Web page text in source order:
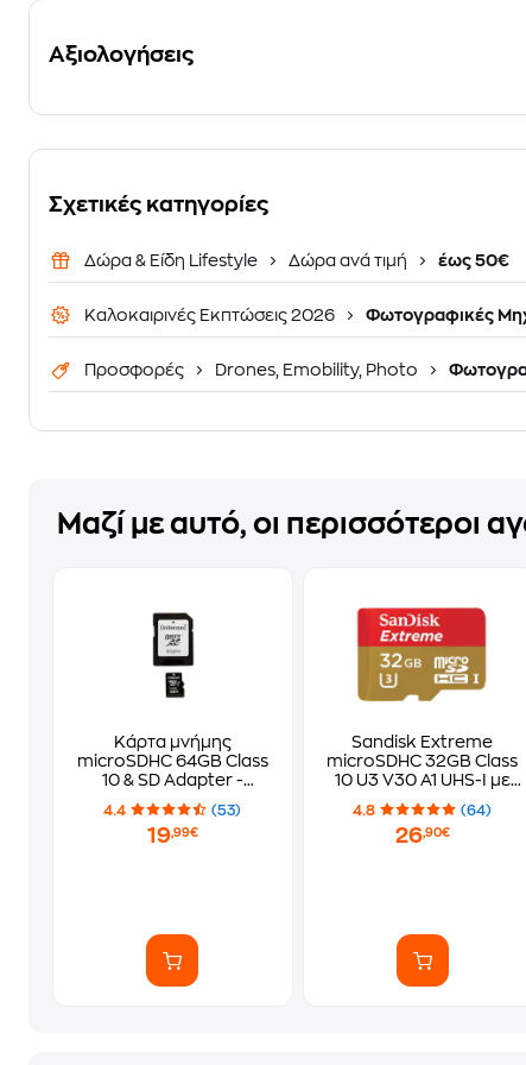
Αξιολογήσεις
Σχετικές κατηγορίες
Δώρα & Είδη Lifestyle Δώρα ανά τιμή έως 50€
Καλοκαιρινές Εκπτώσεις 2026 Φωτογραφικές
Προσφορές Drones, Emobility, Photo
Μαζί με αυτό, οι περισσότεροι
Κάρτα μνήμης
microSDHC 64GB Class
10 & SD Adapter -
Intenso 3423490
4.4 (53)
19,99€
Sandisk Extreme
microSDHC 32GB Class
10 U3 V30 A1 UHS-I με
αντάπτορα
4.8 (64)
26,90€